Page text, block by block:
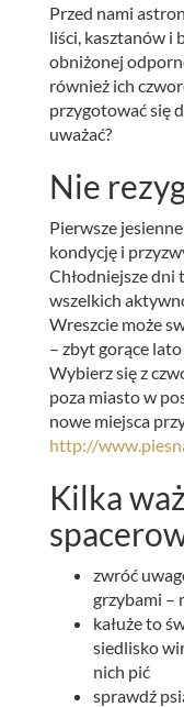
Przed nami
liści, kasztanów i
obniżonej
również ich
przygotować się
uważać?
Nie
Pierwsze
kondycję i
Chłodniejsze dni
wszelkich
Wreszcie może
– zbyt gorące
Wybierz się z
poza miasto w
nowe miejsca
http://
Kilka
zwróć
grzybami –
kałuże to
siedlisko
nich pić
sprawdź